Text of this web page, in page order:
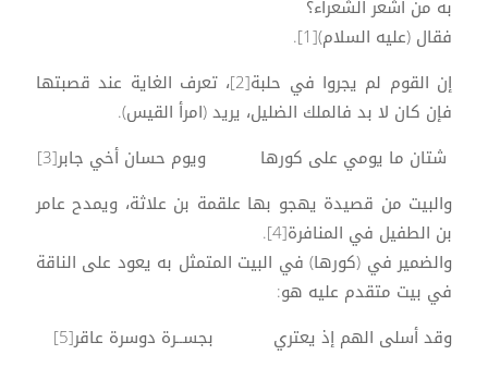
به من اشعر الشعراء؟
فقال (عليه السلام)[1].
إن القوم لم يجروا في حلبة[2]، تعرف الغاية عند قصبتها
فإن كان لا بد فالملك الضليل، يريد (امرأ القيس).
شتان ما يومي على كورها ويوم حسان أخي جابر[3]
والبيت من قصيدة يهجو بها علقمة بن علاثة، ويمدح عامر
بن الطفيل في المنافرة[4].
والضمير في (كورها) في البيت المتمثل به يعود على الناقة
في بيت متقدم عليه هو:
وقد أسلى الهم إذ يعتري بجســرة دوسرة عاقر[5]